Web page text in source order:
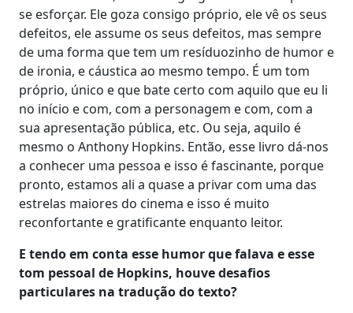
se esforçar. Ele goza consigo próprio, ele vê os seus
defeitos, ele assume os seus defeitos, mas sempre
de uma forma que tem um resíduozinho de humor e
de ironia, e cáustica ao mesmo tempo. É um tom
próprio, único e que bate certo com aquilo que eu li
no início e com, com a personagem e com, com a
sua apresentação pública, etc. Ou seja, aquilo é
mesmo o Anthony Hopkins. Então, esse livro dá-nos
a conhecer uma pessoa e isso é fascinante, porque
pronto, estamos ali a quase a privar com uma das
estrelas maiores do cinema e isso é muito
reconfortante e gratificante enquanto leitor.
E tendo em conta esse humor que falava e esse
tom pessoal de Hopkins, houve desafios
particulares na tradução do texto?